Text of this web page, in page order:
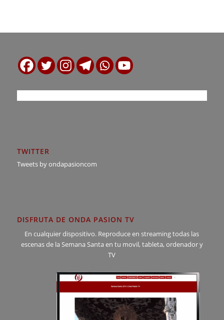
TWITTER
Tweets by ondapasioncom
DISFRUTA DE ONDA PASION TV
En cualquier dispositivo. Reproduce en streaming todas las
escenas de la Semana Santa en tu movil, tableta, ordenador y
TV